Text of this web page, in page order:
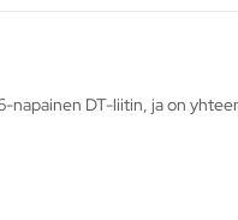
napainen DT-liitin, ja on